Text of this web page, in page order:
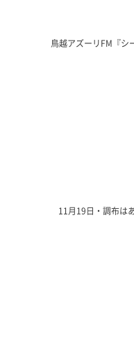
鳥越アズーリFM『シ
11月19日・調布は